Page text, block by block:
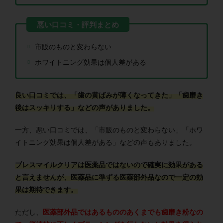
市販のものと変わらない
ホワイトニング効果は個人差がある
良い口コミでは、「歯の黄ばみが薄くなってきた」「歯磨き
後はスッキリする」などの声がありました。
一方、悪い口コミでは、「市販のものと変わらない」「ホワ
イトニング効果は個人差がある」などの声もありました。
ブレスマイルクリアは医薬品ではないので確実に効果がある
と言えませんが、医薬品に準ずる医薬部外品なので一定の効
果は期待できます。
ただし、
医薬部外品ではあるもののあくまでも歯磨き粉なの